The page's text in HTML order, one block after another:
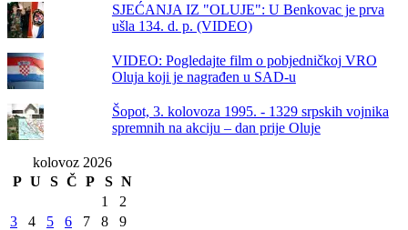
SJEĆANJA IZ "OLUJE": U Benkovac je prva
ušla 134. d. p. (VIDEO)
VIDEO: Pogledajte film o pobjedničkoj VRO
Oluja koji je nagrađen u SAD-u
Šopot, 3. kolovoza 1995. - 1329 srpskih vojnika
spremnih na akciju – dan prije Oluje
kolovoz 2026
P U S Č P S N
1
2
3
4 5 6 7 8
9